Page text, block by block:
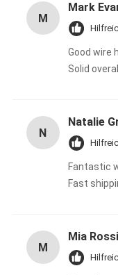
M
Mark
Good wire
Solid
N
Fantastic
Fast
M
Mia Rossi